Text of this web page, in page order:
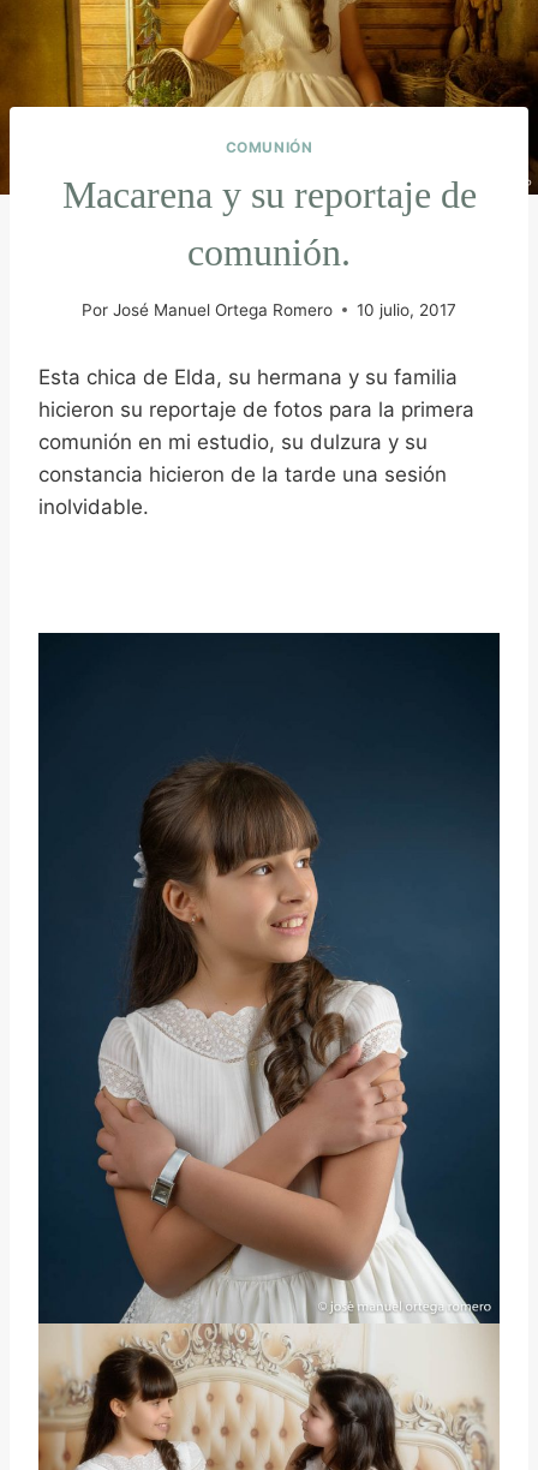
COMUNIÓN
Macarena y su reportaje de
comunión.
Por José Manuel Ortega Romero 10 julio, 2017
Esta chica de Elda, su hermana y su familia
hicieron su reportaje de fotos para la primera
comunión en mi estudio, su dulzura y su
constancia hicieron de la tarde una sesión
inolvidable.